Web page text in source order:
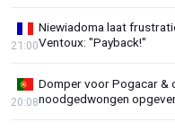
Niewiadoma laat
Ventoux: "Payback!"
21:00
Domper voor Pogacar &
noodgedwongen
20:08